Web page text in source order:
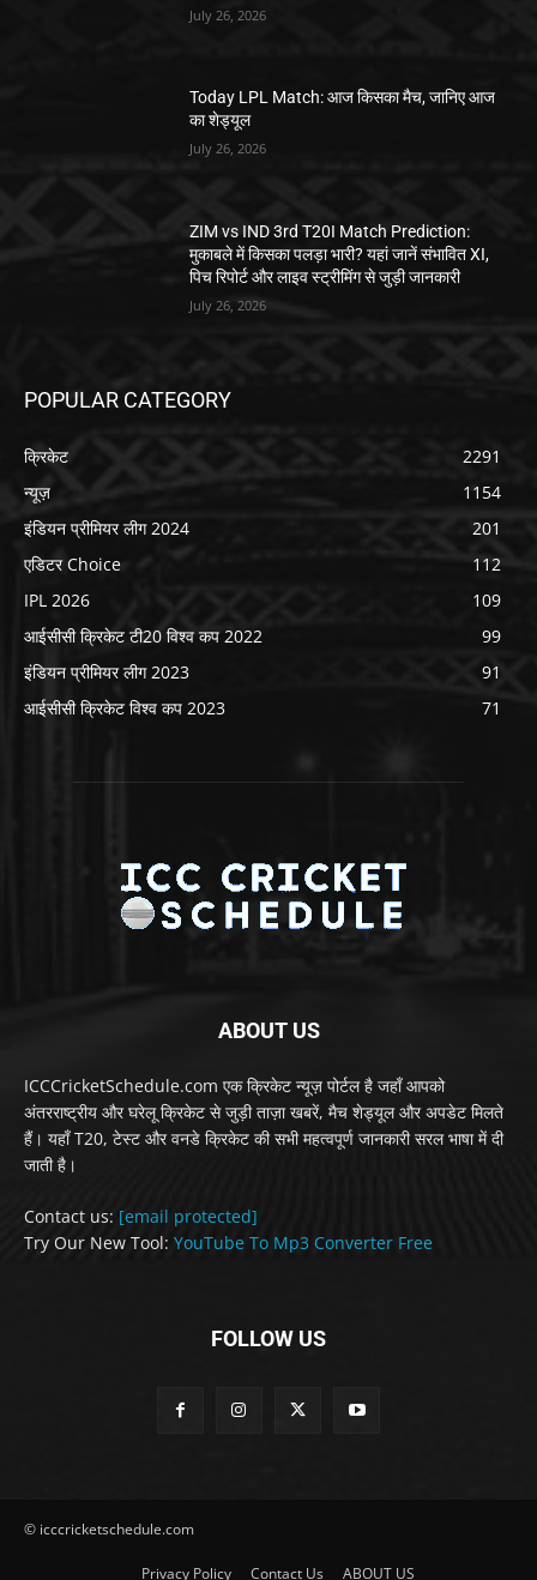
July 26, 2026
Today LPL Match: आज किसका मैच, जानिए आज
का शेड्यूल
July 26, 2026
ZIM vs IND 3rd T20I Match Prediction:
मुकाबले में किसका पलड़ा भारी? यहां जानें संभावित XI,
पिच रिपोर्ट और लाइव स्ट्रीमिंग से जुड़ी जानकारी
July 26, 2026
POPULAR CATEGORY
क्रिकेट
2291
न्यूज़
1154
इंडियन प्रीमियर लीग 2024
201
एडिटर Choice
112
IPL 2026
109
आईसीसी क्रिकेट टी20 विश्व कप 2022
99
इंडियन प्रीमियर लीग 2023
91
आईसीसी क्रिकेट विश्व कप 2023
71
ABOUT US
ICCCricketSchedule.com एक क्रिकेट न्यूज़ पोर्टल है जहाँ आपको
अंतरराष्ट्रीय और घरेलू क्रिकेट से जुड़ी ताज़ा खबरें, मैच शेड्यूल और अपडेट मिलते
हैं। यहाँ T20, टेस्ट और वनडे क्रिकेट की सभी महत्वपूर्ण जानकारी सरल भाषा में दी
जाती है।
Contact us: [email protected]
Try Our New Tool: YouTube To Mp3 Converter Free
FOLLOW US
© icccricketschedule.com
Privacy Policy Contact Us ABOUT US